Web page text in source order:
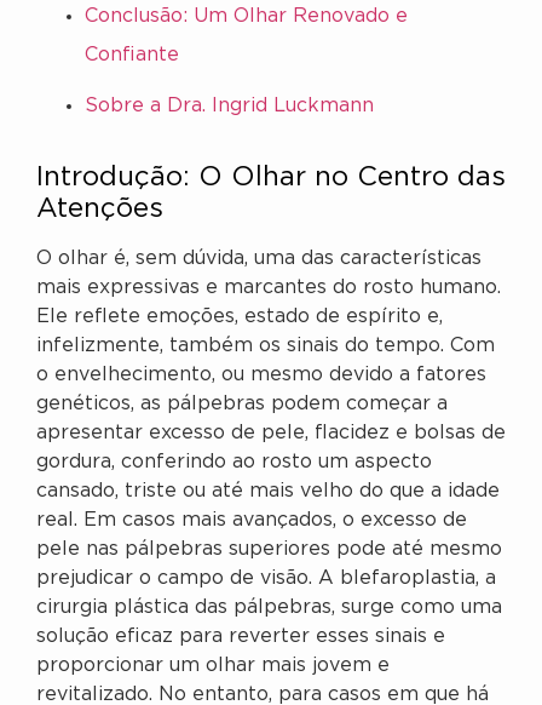
Conclusão: Um Olhar Renovado e
Confiante
Sobre a Dra. Ingrid Luckmann
Introdução: O Olhar no Centro das
Atenções
O olhar é, sem dúvida, uma das características
mais expressivas e marcantes do rosto humano.
Ele reflete emoções, estado de espírito e,
infelizmente, também os sinais do tempo. Com
o envelhecimento, ou mesmo devido a fatores
genéticos, as pálpebras podem começar a
apresentar excesso de pele, flacidez e bolsas de
gordura, conferindo ao rosto um aspecto
cansado, triste ou até mais velho do que a idade
real. Em casos mais avançados, o excesso de
pele nas pálpebras superiores pode até mesmo
prejudicar o campo de visão. A blefaroplastia, a
cirurgia plástica das pálpebras, surge como uma
solução eficaz para reverter esses sinais e
proporcionar um olhar mais jovem e
revitalizado. No entanto, para casos em que há